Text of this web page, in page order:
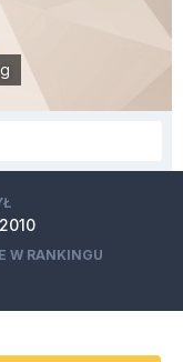
W RANKINGU